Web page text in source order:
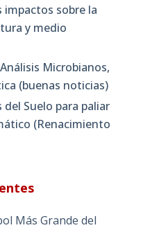
impactos sobre la
y medio
Microbianos,
(buenas noticias)
del Suelo para paliar
(Renacimiento
Más Grande del